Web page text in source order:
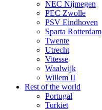
NEC Nijmegen
PEC Zwolle
PSV Eindhoven
Sparta Rotterdam
Twente
Utrecht
Vitesse
Waalwijk
Willem II
Rest of the world
Portugal
Turkiet